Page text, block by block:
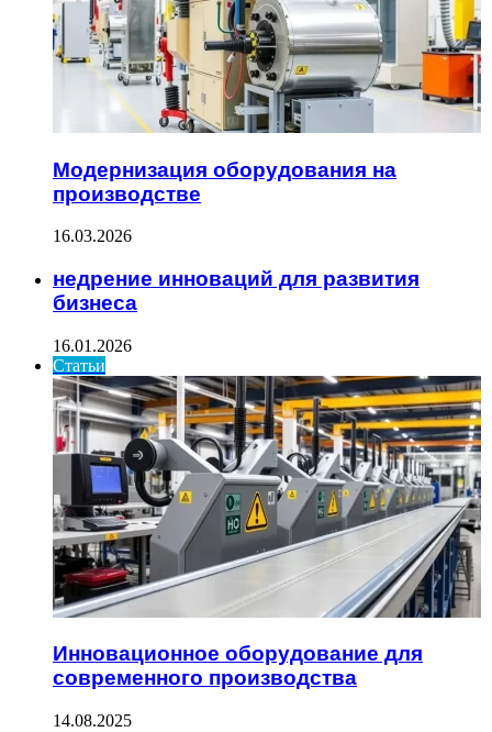
Модернизация оборудования на
производстве
16.03.2026
недрение инноваций для развития
бизнеса
16.01.2026
Статьи
Инновационное оборудование для
современного производства
14.08.2025